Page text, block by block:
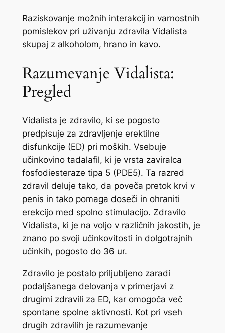
Raziskovanje možnih interakcij in varnostnih
pomislekov pri uživanju zdravila Vidalista
skupaj z alkoholom, hrano in kavo.
Razumevanje Vidalista:
Pregled
Vidalista je zdravilo, ki se pogosto
predpisuje za zdravljenje erektilne
disfunkcije (ED) pri moških. Vsebuje
učinkovino tadalafil, ki je vrsta zaviralca
fosfodiesteraze tipa 5 (PDE5). Ta razred
zdravil deluje tako, da poveča pretok krvi v
penis in tako pomaga doseči in ohraniti
erekcijo med spolno stimulacijo. Zdravilo
Vidalista, ki je na voljo v različnih jakostih, je
znano po svoji učinkovitosti in dolgotrajnih
učinkih, pogosto do 36 ur.
Zdravilo je postalo priljubljeno zaradi
podaljšanega delovanja v primerjavi z
drugimi zdravili za ED, kar omogoča več
spontane spolne aktivnosti. Kot pri vseh
drugih zdravilih je razumevanje